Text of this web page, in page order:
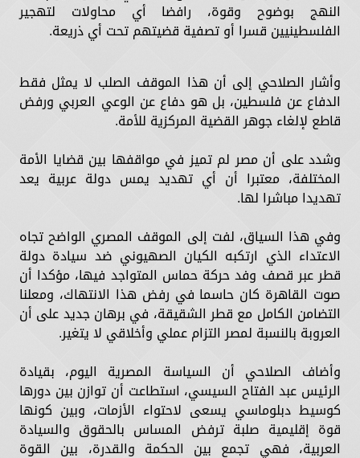
النهج بوضوح وقوة، رافضا أي محاولات لتهجير
الفلسطينيين قسرا أو تصفية قضيتهم تحت أي ذريعة.
وأشار الصلاحي إلى أن هذا الموقف الصلب لا يمثل فقط
الدفاع عن فلسطين، بل هو دفاع عن الوعي العربي ورفض
قاطع لإلغاء جوهر القضية المركزية للأمة.
وشدد على أن مصر لم تميز في مواقفها بين قضايا الأمة
المختلفة، معتبرا أن أي تهديد يمس دولة عربية يعد
تهديدا مباشرا لها.
وفي هذا السياق، لفت إلى الموقف المصري الواضح تجاه
الاعتداء الذي ارتكبه الكيان الصهيوني ضد سيادة دولة
قطر عبر قصف وفد حركة حماس المتواجد فيها، مؤكدا أن
صوت القاهرة كان حاسما في رفض هذا الانتهاك، ومعلنا
التضامن الكامل مع قطر الشقيقة، في برهان جديد على أن
العروبة بالنسبة لمصر التزام عملي وأخلاقي لا يتغير.
وأضاف الصلاحي أن السياسة المصرية اليوم، بقيادة
الرئيس عبد الفتاح السيسي، استطاعت أن توازن بين دورها
كوسيط دبلوماسي يسعى لاحتواء الأزمات، وبين كونها
قوة إقليمية صلبة ترفض المساس بالحقوق والسيادة
العربية، فهي تجمع بين الحكمة والقدرة، بين القوة